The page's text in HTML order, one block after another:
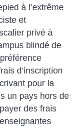
à l’extrême
et
privé à
blindé de
d’inscription
pour la
un pays hors de
des frais